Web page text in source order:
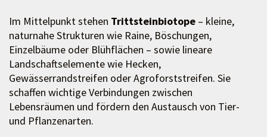
Im Mittelpunkt stehen Trittsteinbiotope – kleine,
naturnahe Strukturen wie Raine, Böschungen,
Einzelbäume oder Blühflächen – sowie lineare
Landschaftselemente wie Hecken,
Gewässerrandstreifen oder Agroforststreifen. Sie
schaffen wichtige Verbindungen zwischen
Lebensräumen und fördern den Austausch von Tier-
und Pflanzenarten.